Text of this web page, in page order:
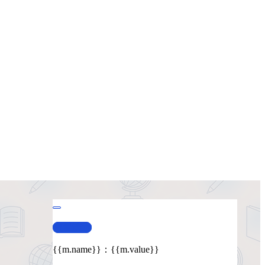
查看演示
{{m.name}} ： {{m.value}}